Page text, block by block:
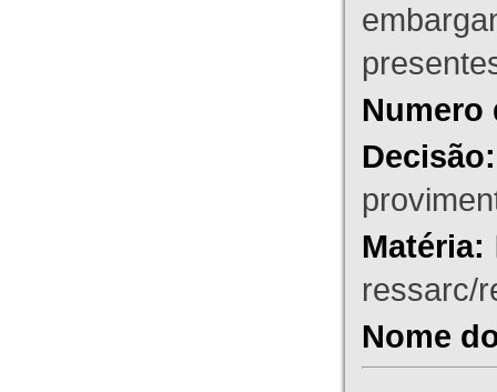
Numero
Decisão:
Matéria:
ressarc/
Nome